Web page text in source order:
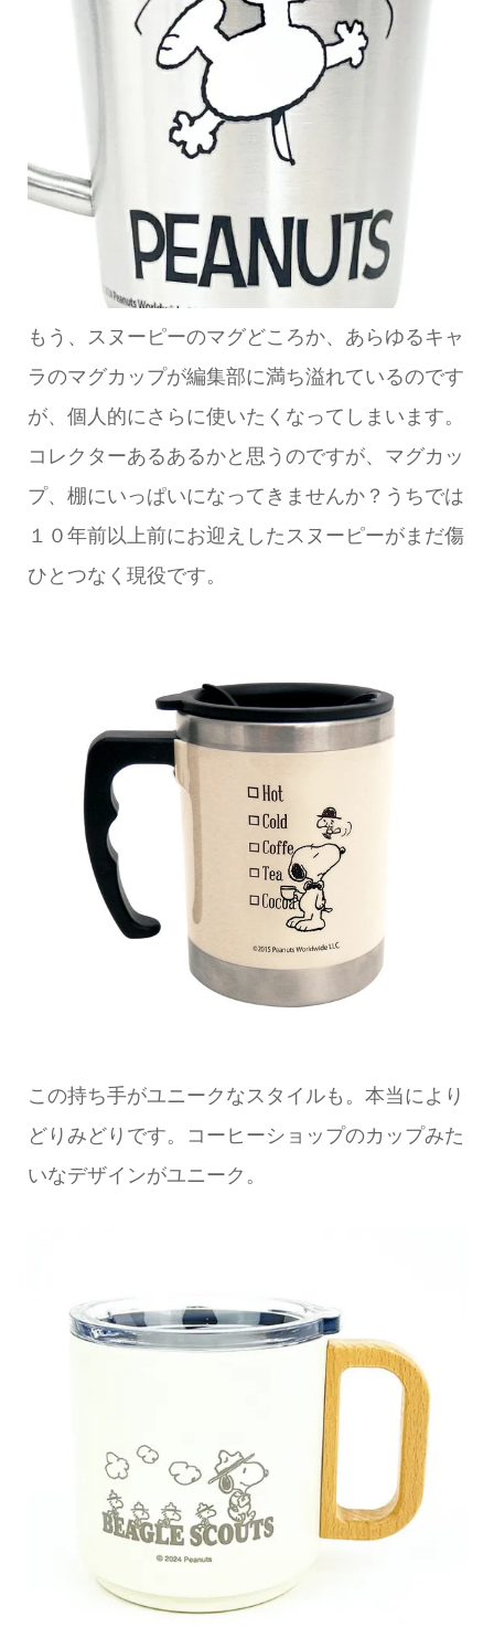
もう、スヌーピーのマグどころか、あらゆるキャ
ラのマグカップが編集部に満ち溢れているのです
が、個人的にさらに使いたくなってしまいます。
コレクターあるあるかと思うのですが、マグカッ
プ、棚にいっぱいになってきませんか？うちでは
１０年前以上前にお迎えしたスヌーピーがまだ傷
ひとつなく現役です。
この持ち手がユニークなスタイルも。本当により
どりみどりです。コーヒーショップのカップみた
いなデザインがユニーク。